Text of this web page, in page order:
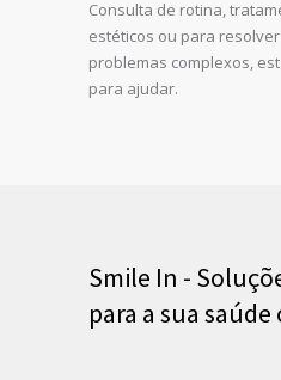
Consulta de rotina,
estéticos ou para resolver
problemas complexos,
para ajudar.
Smile In -
para a sua saúde